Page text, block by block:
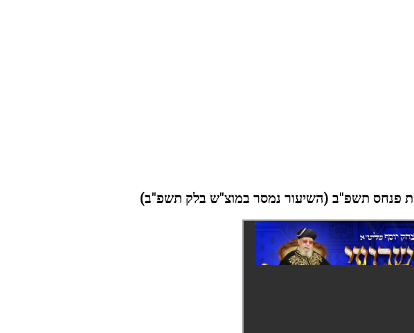
פנחס תשפ"ב (השיעור נמסר במוצ"ש בלק תשפ"ב)